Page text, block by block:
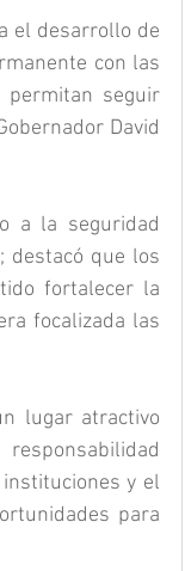
el desarrollo de
con las
seguir
David
a la seguridad
destacó que los
fortalecer la
focalizada las
lugar atractivo
y el
para